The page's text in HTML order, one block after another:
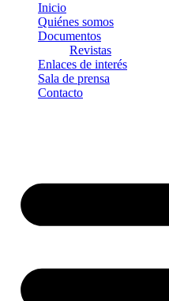
Inicio
Quiénes somos
Documentos
Revistas
Enlaces de interés
Sala de prensa
Contacto